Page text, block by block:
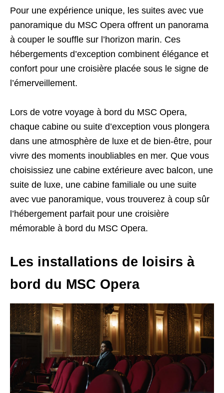
Pour une expérience unique, les suites avec vue
panoramique du MSC Opera offrent un panorama
à couper le souffle sur l’horizon marin. Ces
hébergements d’exception combinent élégance et
confort pour une croisière placée sous le signe de
l’émerveillement.
Lors de votre voyage à bord du MSC Opera,
chaque cabine ou suite d’exception vous plongera
dans une atmosphère de luxe et de bien-être, pour
vivre des moments inoubliables en mer. Que vous
choisissiez une cabine extérieure avec balcon, une
suite de luxe, une cabine familiale ou une suite
avec vue panoramique, vous trouverez à coup sûr
l’hébergement parfait pour une croisière
mémorable à bord du MSC Opera.
Les installations de loisirs à
bord du MSC Opera